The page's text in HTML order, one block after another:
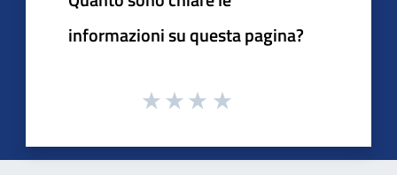
informazioni su questa pagina?